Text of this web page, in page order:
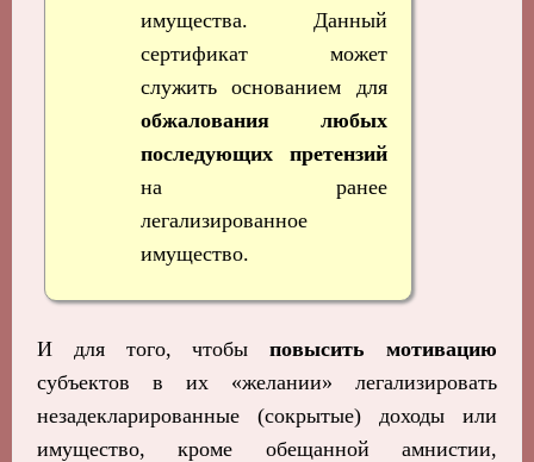
имущества. Данный
сертификат может
служить основанием для
обжалования любых
последующих претензий
на ранее
легализированное
имущество.
И для того, чтобыповысить мотивацию
субъектов в их «желании» легализировать
незадекларированные (сокрытые) доходы или
имущество, кроме обещанной амнистии,